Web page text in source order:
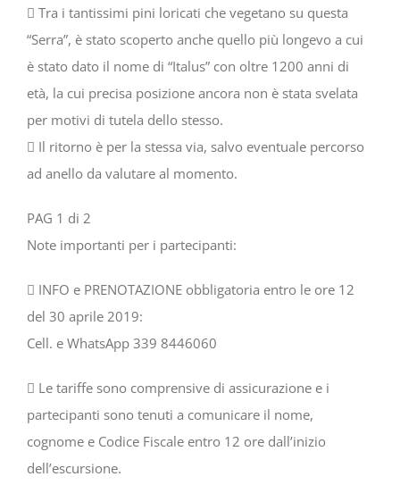
 Tra i tantissimi pini loricati che vegetano su questa
“Serra”, è stato scoperto anche quello più longevo a cui
è stato dato il nome di “Italus” con oltre 1200 anni di
età, la cui precisa posizione ancora non è stata svelata
per motivi di tutela dello stesso.
 Il ritorno è per la stessa via, salvo eventuale percorso
ad anello da valutare al momento.
PAG 1 di 2
Note importanti per i partecipanti:
 INFO e PRENOTAZIONE obbligatoria entro le ore 12
del 30 aprile 2019:
Cell. e WhatsApp 339 8446060
 Le tariffe sono comprensive di assicurazione e i
partecipanti sono tenuti a comunicare il nome,
cognome e Codice Fiscale entro 12 ore dall’inizio
dell’escursione.